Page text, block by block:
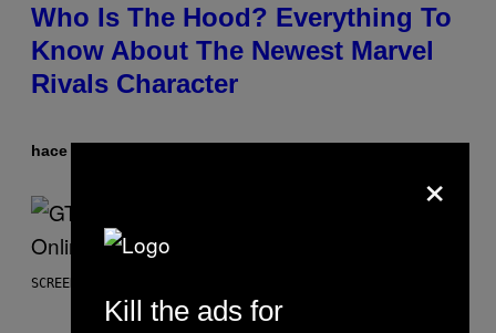
Who Is The Hood? Everything To
Know About The Newest Marvel
Rivals Character
hace 1 hora
SCREENSHOT: ROCKSTAR GAMES
×
Kill the ads for